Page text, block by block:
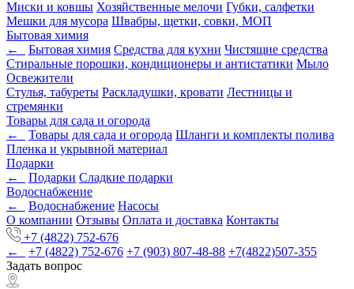
Миски и ковшы Хозяйственные мелочи Губки, салфетки
Мешки для мусора Швабры, щетки, совки, МОП
Бытовая химия
←
Бытовая химия Средства для кухни Чистящие средства
Стиральные порошки, кондиционеры и антистатики Мыло
Освежители
Стулья, табуреты Раскладушки, кровати Лестницы и
стремянки
Товары для сада и огорода
←
Товары для сада и огорода Шланги и комплекты полива
Пленка и укрывной материал
Подарки
←
Подарки Cладкие подарки
Водоснабжение
←
Водоснабжение Насосы
О компании Отзывы Оплата и доставка Контакты
+7 (4822) 752-676
←
+7 (4822) 752-676 +7 (903) 807-48-88 +7(4822)507-355
Задать вопрос